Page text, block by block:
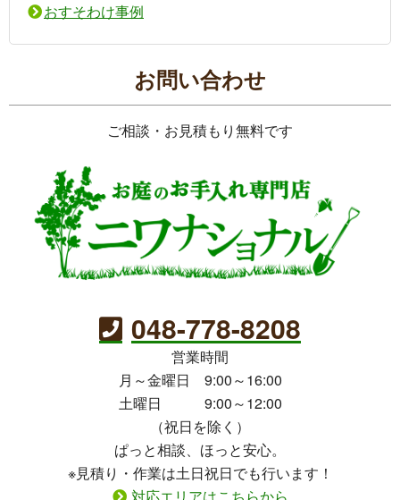
おすそわけ事例
お問い合わせ
ご相談・お見積もり無料です
048-778-8208
営業時間
月～金曜日 9:00～16:00
土曜日 9:00～12:00
（祝日を除く）
ぱっと相談、ほっと安心。
※見積り・作業は土日祝日でも行います！